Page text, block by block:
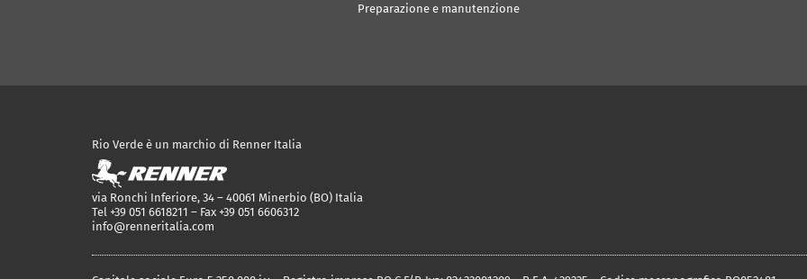
Preparazione e manutenzione
Rio Verde è un marchio di Renner Italia
via Ronchi Inferiore, 34 – 40061 Minerbio (BO) Italia
Tel +39 051 6618211 – Fax +39 051 6606312
info@renneritalia.com